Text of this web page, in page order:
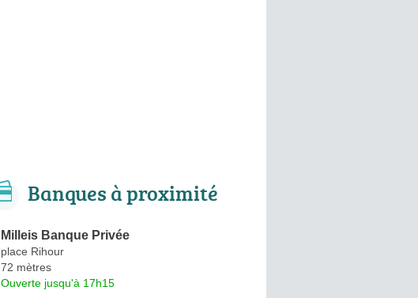
Banques à proximité
Milleis Banque Privée
place Rihour
72 mètres
Ouverte jusqu'à 17h15